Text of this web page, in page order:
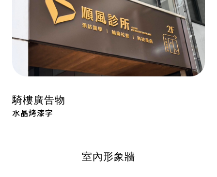
騎樓廣告物
水晶烤漆字
室內形象牆